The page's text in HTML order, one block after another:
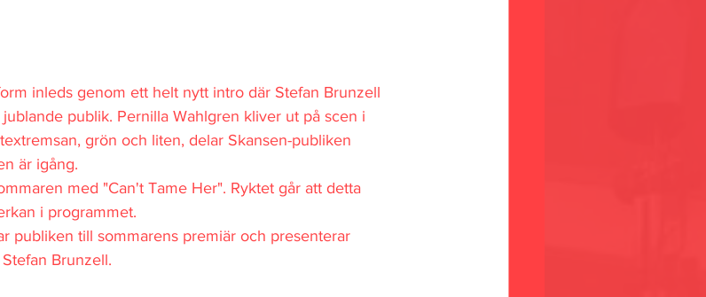
inleds genom ett helt nytt intro där Stefan Brunzell
publik. Pernilla Wahlgren kliver ut på scen i
grön och liten, delar Skansen-publiken
är igång.
med "Can't Tame Her". Ryktet går att detta
i programmet.
publiken till sommarens premiär och presenterar
Brunzell.